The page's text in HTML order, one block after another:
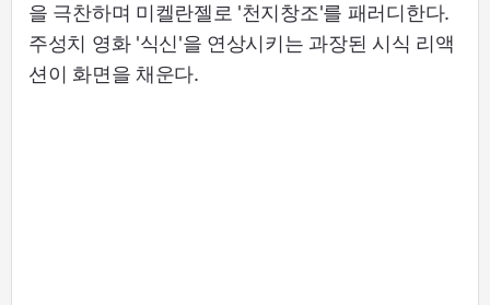
을 극찬하며 미켈란젤로 '천지창조'를 패러디한다.
주성치 영화 '식신'을 연상시키는 과장된 시식 리액
션이 화면을 채운다.